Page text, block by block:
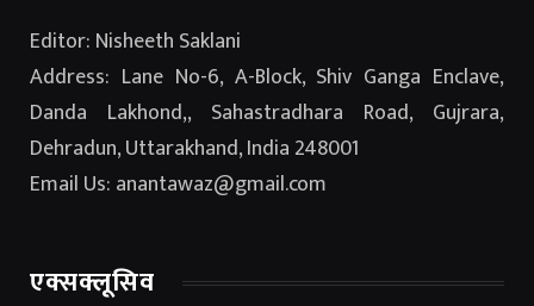
Editor: Nisheeth Saklani
Address: Lane No-6, A-Block, Shiv Ganga Enclave,
Danda Lakhond,, Sahastradhara Road, Gujrara,
Dehradun, Uttarakhand, India 248001
Email Us: anantawaz@gmail.com
एक्सक्लूसिव